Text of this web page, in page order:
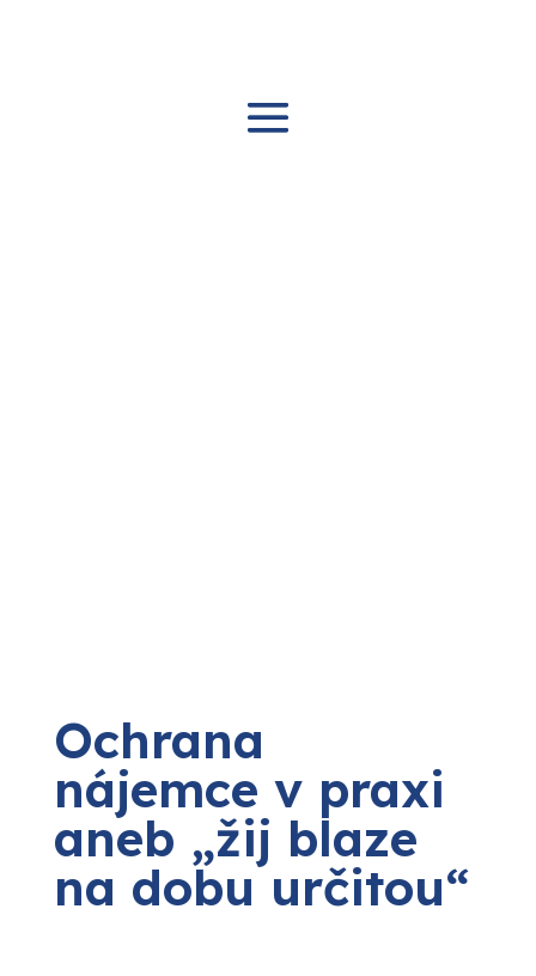
Ochrana
nájemce v praxi
aneb „žij blaze
na dobu určitou“